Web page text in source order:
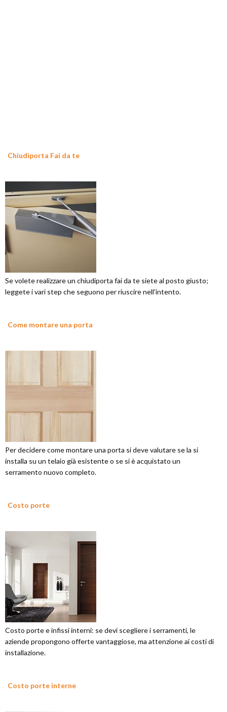
Chiudiporta Fai da te
Se volete realizzare un chiudiporta fai da te siete al posto giusto;
leggete i vari step che seguono per riuscire nell'intento.
Come montare una porta
Per decidere come montare una porta si deve valutare se la si
installa su un telaio già esistente o se si è acquistato un
serramento nuovo completo.
Costo porte
Costo porte e infissi interni: se devi scegliere i serramenti, le
aziende propongono offerte vantaggiose, ma attenzione ai costi di
installazione.
Costo porte interne